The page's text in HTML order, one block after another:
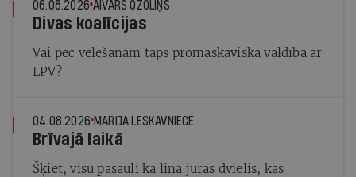
06.08.2026 AIVARS OZOLIŅŠ
Divas koalīcijas
Vai pēc vēlēšanām taps promaskaviska valdība ar
LPV?
04.08.2026 MARIJA LESKAVNIECE
Brīvajā laikā
Šķiet, visu pasauli kā lina jūras dvielis, kas